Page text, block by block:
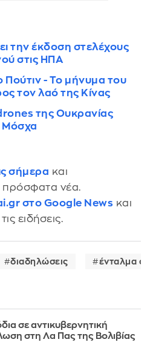
την έκδοση στελέχους
στις ΗΠΑ
Πούτιν - Το μήνυμα του
τον λαό της Κίνας
της Ουκρανίας
Μόσχα
σήμερα και
πρόσφατα νέα.
στο Google News και
ειδήσεις.
διαδηλώσεις ένταλμα
σε αντικυβερνητική
στη Λα Πας της Βολιβίας